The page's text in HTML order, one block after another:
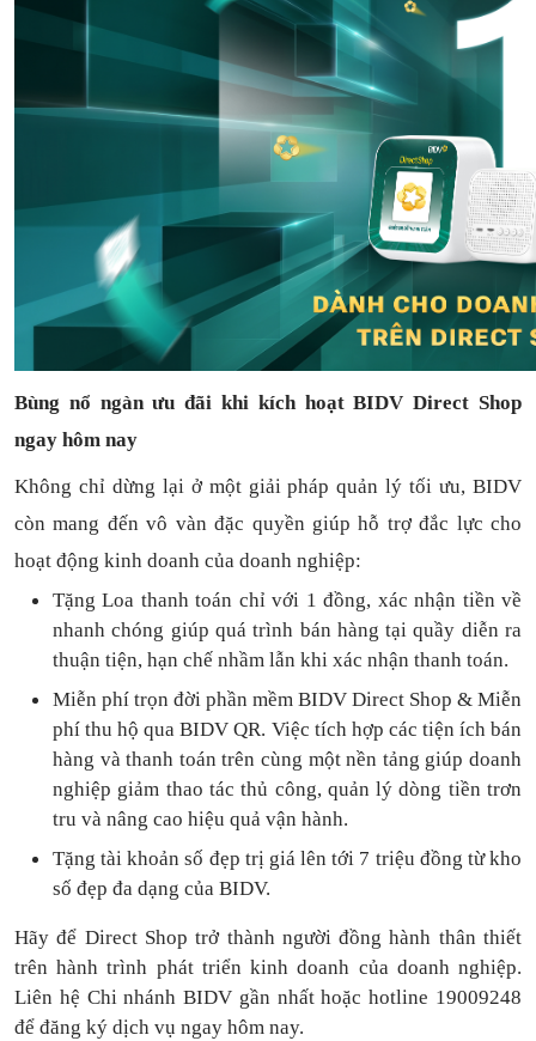
Bùng nổ ngàn ưu đãi khi kích hoạt BIDV Direct Shop
ngay hôm nay
Không chỉ dừng lại ở một giải pháp quản lý tối ưu, BIDV
còn mang đến vô vàn đặc quyền giúp hỗ trợ đắc lực cho
hoạt động kinh doanh của doanh nghiệp:
Tặng Loa thanh toán chỉ với 1đồng, xác nhận tiền về
nhanh chóng giúp quá trình bán hàng tại quầy diễn ra
thuận tiện, hạn chế nhầm lẫn khi xác nhận thanh toán.
Miễn phí trọn đời phần mềm BIDV Direct Shop & Miễn
phí thu hộ qua BIDV QR. Việc tích hợp các tiện ích bán
hàng và thanh toántrên cùng một nền tảng giúp doanh
nghiệp giảm thao tác thủ công, quản lý dòng tiền trơn
tru và nâng cao hiệu quả vận hành.
Tặngtài khoản số đẹp trị giá lên tới 7 triệu đồng từ kho
số đẹp đa dạng của BIDV.
Hãy để Direct Shop trở thành người đồng hành thân thiết
trên hành trình phát triển kinh doanh của doanh nghiệp.
Liên hệ Chi nhánh BIDV gần nhất hoặc hotline 19009248
để đăng ký dịch vụ ngay hôm nay.